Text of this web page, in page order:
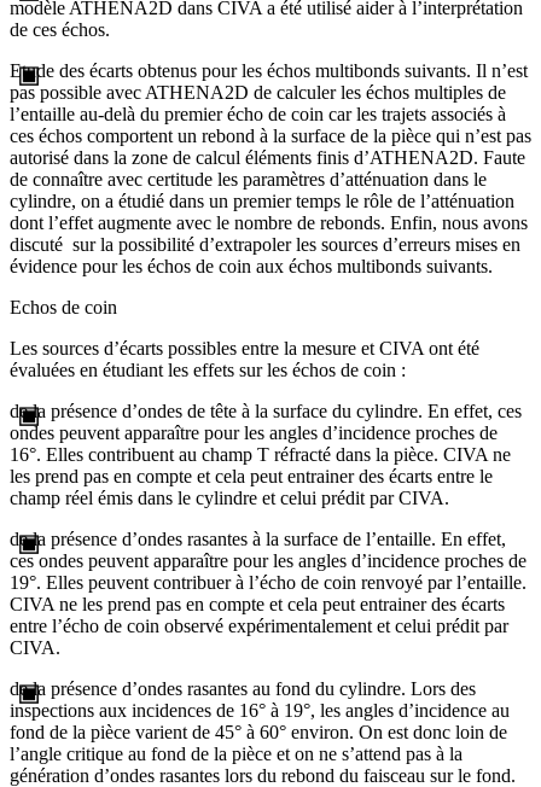
modèle ATHENA2D dans CIVA a été utilisé aider à l’interprétation
de ces échos.
Etude des écarts obtenus pour les échos multibonds suivants. Il n’est
pas possible avec ATHENA2D de calculer les échos multiples de
l’entaille au-delà du premier écho de coin car les trajets associés à
ces échos comportent un rebond à la surface de la pièce qui n’est pas
autorisé dans la zone de calcul éléments finis d’ATHENA2D. Faute
de connaître avec certitude les paramètres d’atténuation dans le
cylindre, on a étudié dans un premier temps le rôle de l’atténuation
dont l’effet augmente avec le nombre de rebonds. Enfin, nous avons
discuté sur la possibilité d’extrapoler les sources d’erreurs mises en
évidence pour les échos de coin aux échos multibonds suivants.
Echos de coin
Les sources d’écarts possibles entre la mesure et CIVA ont été
évaluées en étudiant les effets sur les échos de coin :
de la présence d’ondes de tête à la surface du cylindre. En effet, ces
ondes peuvent apparaître pour les angles d’incidence proches de
16°. Elles contribuent au champ T réfracté dans la pièce. CIVA ne
les prend pas en compte et cela peut entrainer des écarts entre le
champ réel émis dans le cylindre et celui prédit par CIVA.
de la présence d’ondes rasantes à la surface de l’entaille. En effet,
ces ondes peuvent apparaître pour les angles d’incidence proches de
19°. Elles peuvent contribuer à l’écho de coin renvoyé par l’entaille.
CIVA ne les prend pas en compte et cela peut entrainer des écarts
entre l’écho de coin observé expérimentalement et celui prédit par
CIVA.
de la présence d’ondes rasantes au fond du cylindre. Lors des
inspections aux incidences de 16° à 19°, les angles d’incidence au
fond de la pièce varient de 45° à 60° environ. On est donc loin de
l’angle critique au fond de la pièce et on ne s’attend pas à la
génération d’ondes rasantes lors du rebond du faisceau sur le fond.